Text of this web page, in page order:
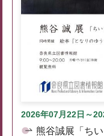
2026年07月22日～
熊谷誠展「ち